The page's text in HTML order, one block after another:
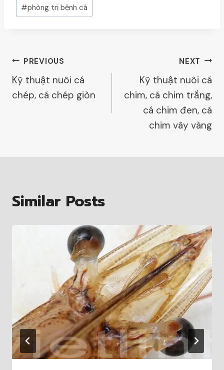
#phòng trị bệnh cá
Post
Navigation
PREVIOUS
Kỹ thuật nuôi cá
chép, cá chép giòn
NEXT
Kỹ thuật nuôi cá
chim, cá chim trắng,
cá chim đen, cá
chim vây vàng
Similar Posts